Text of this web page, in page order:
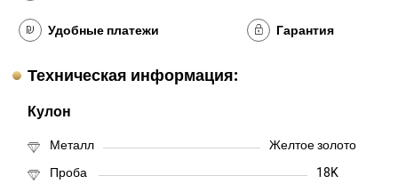
Удобные платежи Гарантия
Техническая информация:
Кулон
Металл
Желтое золото
Проба
18K